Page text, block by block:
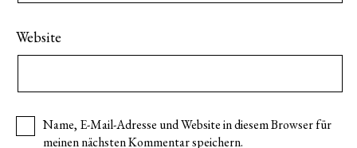
Website
Name, E-Mail-Adresse und Website in diesem Browser für
meinen nächsten Kommentar speichern.